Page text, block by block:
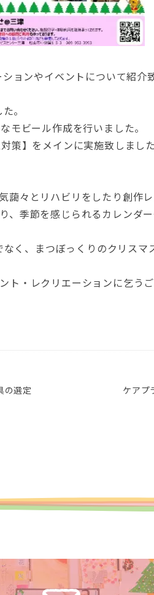
ョンやイベントについて紹介致
。
モビール作成を行いました。
策】をメインに実施致しました
々とリハビリをしたり創作レ
季節を感じられるカレンダー
く、まつぼっくりのクリス
ト・レクリエーションに乞う
選定
ケアプ